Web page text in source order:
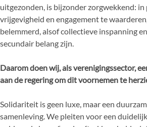
uitgezonden, is bijzonder zorgwekkend: in
vrijgevigheid en engagement te
belemmerd, alsof collectieve inspanning
secundair belang zijn.
Daarom doen wij, als verenigingssector,
aan de regering om dit voornemen te
Solidariteit is geen luxe, maar een
samenleving. We pleiten voor een